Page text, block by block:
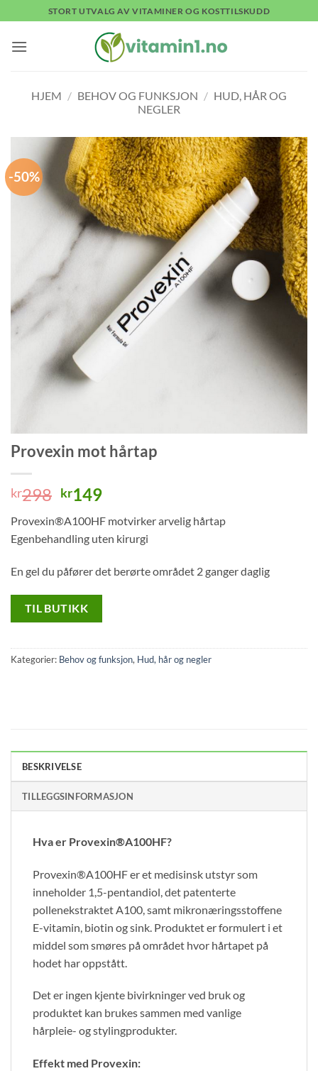
to
content
STORT UTVALG AV VITAMINER OG KOSTTILSKUDD
HJEM / BEHOV OG FUNKSJON / HUD, HÅR OG
NEGLER
-50%
Provexin mot hårtap
kr298 Opprinnelig
var:
kr298.
kr149Nåværende
er:
kr149.
Provexin®A100HF motvirker arvelig hårtap
Egenbehandling uten kirurgi
En gel du påfører det berørte området 2 ganger daglig
TIL BUTIKK
Kategorier: Behov og funksjon, Hud, hår og negler
BESKRIVELSE
TILLEGGSINFORMASJON
Hva er Provexin®A100HF?
Provexin®A100HF er et medisinsk utstyr som
inneholder 1,5-pentandiol, det patenterte
pollenekstraktet A100, samt mikronæringsstoffene
E-vitamin, biotin og sink. Produktet er formulert i et
middel som smøres på området hvor hårtapet på
hodet har oppstått.
Det er ingen kjente bivirkninger ved bruk og
produktet kan brukes sammen med vanlige
hårpleie- og stylingprodukter.
Effekt med Provexin: